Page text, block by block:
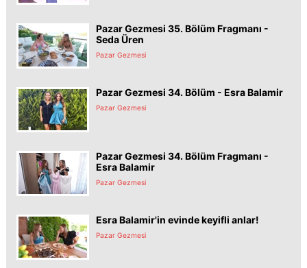
Pazar Gezmesi 35. Bölüm Fragmanı -
Seda Üren
Pazar Gezmesi
Pazar Gezmesi 34. Bölüm - Esra Balamir
Pazar Gezmesi
Pazar Gezmesi 34. Bölüm Fragmanı -
Esra Balamir
Pazar Gezmesi
Esra Balamir'in evinde keyifli anlar!
Pazar Gezmesi